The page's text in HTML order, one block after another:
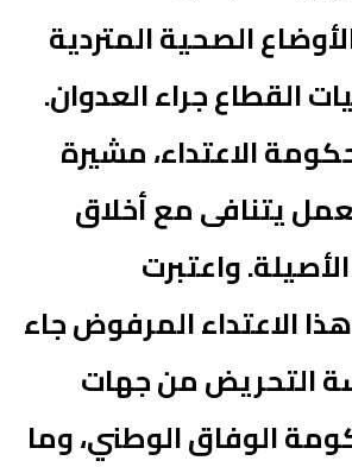
الصحية المتردية
القطاع جراء العدوان.
الاعتداء، مشيرة
يتنافى مع أخلاق
واعتبرت
الاعتداء المرفوض جاء
التحريض من جهات
الوفاق الوطني، وما